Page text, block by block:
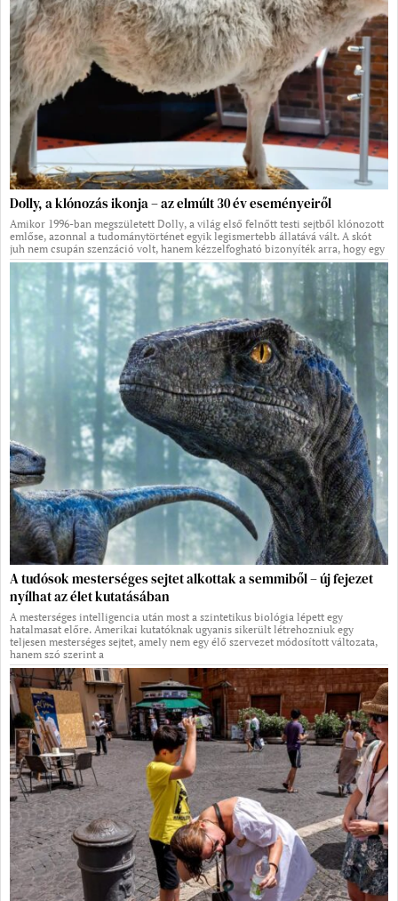
Dolly, a klónozás ikonja – az elmúlt 30 év eseményeiről
Amikor 1996-ban megszületett Dolly, a világ első felnőtt testi sejtből klónozott
emlőse, azonnal a tudománytörténet egyik legismertebb állatává vált. A skót
juh nem csupán szenzáció volt, hanem kézzelfogható bizonyíték arra, hogy egy
A tudósok mesterséges sejtet alkottak a semmiből – új fejezet
nyílhat az élet kutatásában
A mesterséges intelligencia után most a szintetikus biológia lépett egy
hatalmasat előre. Amerikai kutatóknak ugyanis sikerült létrehozniuk egy
teljesen mesterséges sejtet, amely nem egy élő szervezet módosított változata,
hanem szó szerint a